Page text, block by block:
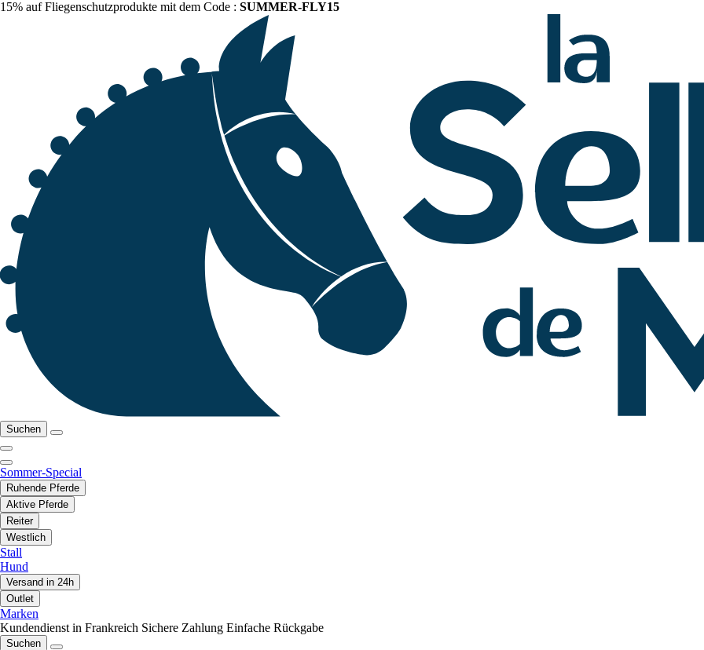
15% auf Fliegenschutzprodukte mit dem Code : SUMMER-FLY15
Suchen
Sommer-Special
Ruhende Pferde
Aktive Pferde
Reiter
Westlich
Stall
Hund
Versand in 24h
Outlet
Marken
Kundendienst in Frankreich Sichere Zahlung Einfache Rückgabe
Suchen